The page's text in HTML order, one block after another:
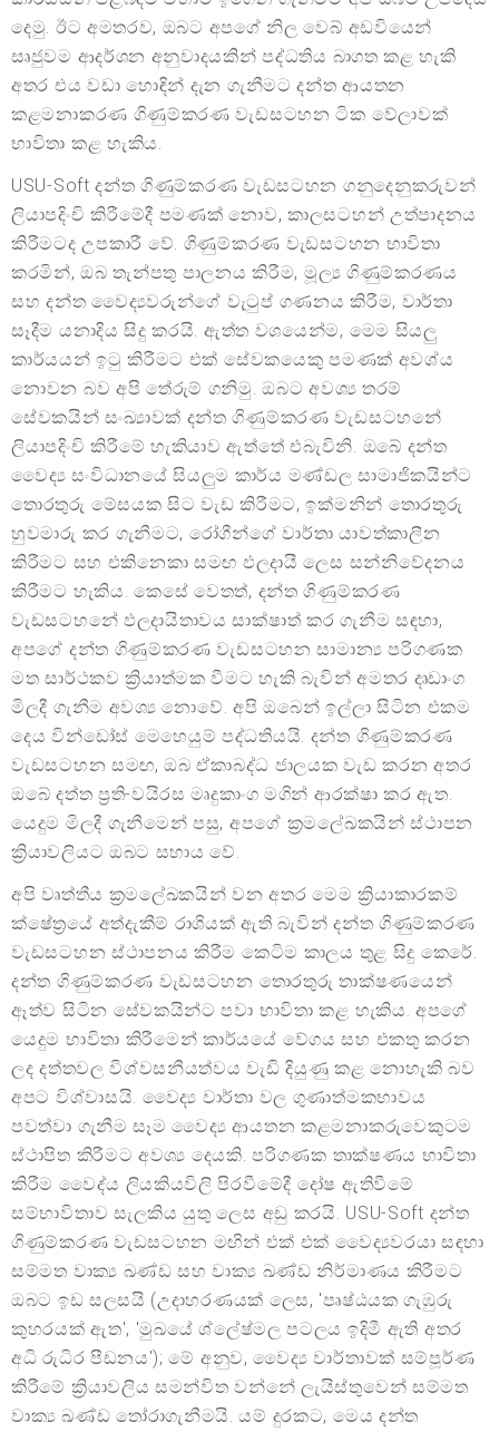
දෙමු. ඊට අමතරව, ඔබට අපගේ නිල වෙබ් අඩවියෙන්
සෘජුවම ආදර්ශන අනුවාදයකින් පද්ධතිය බාගත කළ හැකි
අතර එය වඩා හොඳින් දැන ගැනීමට දන්ත ආයතන
කළමනාකරණ ගිණුම්කරණ වැඩසටහන ටික වේලාවක්
භාවිතා කළ හැකිය.
USU-Soft දන්ත ගිණුම්කරණ වැඩසටහන ගනුදෙනුකරුවන්
ලියාපදිංචි කිරීමේදී පමණක් නොව, කාලසටහන් උත්පාදනය
කිරීමටද උපකාරී වේ. ගිණුම්කරණ වැඩසටහන භාවිතා
කරමින්, ඔබ තැන්පතු පාලනය කිරීම, මූල්‍ය ගිණුම්කරණය
සහ දන්ත වෛද්‍යවරුන්ගේ වැටුප් ගණනය කිරීම, වාර්තා
සෑදීම යනාදිය සිදු කරයි. ඇත්ත වශයෙන්ම, මෙම සියලු
කාර්යයන් ඉටු කිරීමට එක් සේවකයෙකු පමණක් අවශ්ය
නොවන බව අපි තේරුම් ගනිමු. ඔබට අවශ්‍ය තරම්
සේවකයින් සංඛ්‍යාවක් දන්ත ගිණුම්කරණ වැඩසටහනේ
ලියාපදිංචි කිරීමේ හැකියාව ඇත්තේ එබැවිනි. ඔබේ දන්ත
වෛද්‍ය සංවිධානයේ සියලුම කාර්ය මණ්ඩල සාමාජිකයින්ට
තොරතුරු මේසයක සිට වැඩ කිරීමට, ඉක්මනින් තොරතුරු
හුවමාරු කර ගැනීමට, රෝගීන්ගේ වාර්තා යාවත්කාලීන
කිරීමට සහ එකිනෙකා සමඟ ඵලදායී ලෙස සන්නිවේදනය
කිරීමට හැකිය. කෙසේ වෙතත්, දන්ත ගිණුම්කරණ
වැඩසටහනේ ඵලදායිතාවය සාක්ෂාත් කර ගැනීම සඳහා,
අපගේ දන්ත ගිණුම්කරණ වැඩසටහන සාමාන්‍ය පරිගණක
මත සාර්ථකව ක්‍රියාත්මක වීමට හැකි බැවින් අමතර දෘඩාංග
මිලදී ගැනීම අවශ්‍ය නොවේ. අපි ඔබෙන් ඉල්ලා සිටින එකම
දෙය වින්ඩෝස් මෙහෙයුම් පද්ධතියයි. දන්ත ගිණුම්කරණ
වැඩසටහන සමඟ, ඔබ ඒකාබද්ධ ජාලයක වැඩ කරන අතර
ඔබේ දත්ත ප්‍රති-වයිරස මෘදුකාංග මගින් ආරක්ෂා කර ඇත.
යෙදුම මිලදී ගැනීමෙන් පසු, අපගේ ක්‍රමලේඛකයින් ස්ථාපන
ක්‍රියාවලියට ඔබට සහාය වේ.
අපි වෘත්තීය ක්‍රමලේඛකයින් වන අතර මෙම ක්‍රියාකාරකම්
ක්ෂේත්‍රයේ අත්දැකීම් රාශියක් ඇති බැවින් දන්ත ගිණුම්කරණ
වැඩසටහන ස්ථාපනය කිරීම කෙටිම කාලය තුළ සිදු කෙරේ.
දන්ත ගිණුම්කරණ වැඩසටහන තොරතුරු තාක්ෂණයෙන්
ඈත්ව සිටින සේවකයින්ට පවා භාවිතා කළ හැකිය. අපගේ
යෙදුම භාවිතා කිරීමෙන් කාර්යයේ වේගය සහ එකතු කරන
ලද දත්තවල විශ්වසනීයත්වය වැඩි දියුණු කළ නොහැකි බව
අපට විශ්වාසයි. වෛද්‍ය වාර්තා වල ගුණාත්මකභාවය
පවත්වා ගැනීම සෑම වෛද්‍ය ආයතන කළමනාකරුවෙකුටම
ස්ථාපිත කිරීමට අවශ්‍ය දෙයකි. පරිගණක තාක්ෂණය භාවිතා
කිරීම වෛද්ය ලියකියවිලි පිරවීමේදී දෝෂ ඇතිවීමේ
සම්භාවිතාව සැලකිය යුතු ලෙස අඩු කරයි. USU-Soft දන්ත
ගිණුම්කරණ වැඩසටහන මඟින් එක් එක් වෛද්‍යවරයා සඳහා
සම්මත වාක්‍ය ඛණ්ඩ සහ වාක්‍ය ඛණ්ඩ නිර්මාණය කිරීමට
ඔබට ඉඩ සලසයි (උදාහරණයක් ලෙස, 'පෘෂ්ඨයක ගැඹුරු
කුහරයක් ඇත', 'මුඛයේ ශ්ලේෂ්මල පටලය ඉදිමී ඇති අතර
අධි රුධිර පීඩනය'); මේ අනුව, වෛද්‍ය වාර්තාවක් සම්පූර්ණ
කිරීමේ ක්‍රියාවලිය සමන්විත වන්නේ ලැයිස්තුවෙන් සම්මත
වාක්‍ය ඛණ්ඩ තෝරාගැනීමයි. යම් දුරකට, මෙය දන්ත